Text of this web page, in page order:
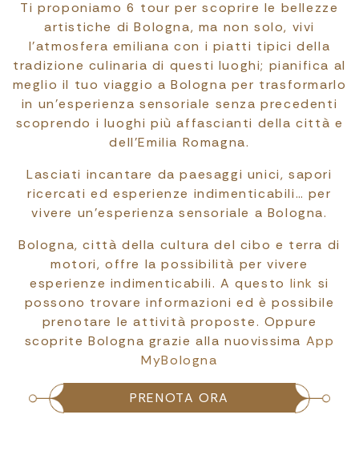
Ti proponiamo 6 tour per scoprire le bellezze
artistiche di Bologna, ma non solo, vivi
l’atmosfera emiliana con i piatti tipici della
tradizione culinaria di questi luoghi; pianifica al
meglio il tuo viaggio a Bologna per trasformarlo
in un’esperienza sensoriale senza precedenti
scoprendo i luoghi più affascianti della città e
dell’Emilia Romagna.
Lasciati incantare da paesaggi unici, sapori
ricercati ed esperienze indimenticabili… per
vivere un’esperienza sensoriale a Bologna.
Bologna, città della cultura del cibo e terra di
motori, offre la possibilità per vivere
esperienze indimenticabili. A questo link si
possono trovare informazioni ed è possibile
prenotare le attività proposte. Oppure
scoprite Bologna grazie alla nuovissima App
MyBologna
PRENOTA ORA